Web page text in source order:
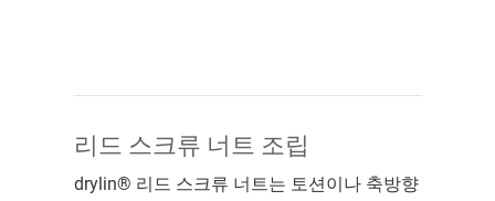
리드 스크류 너트 조립
drylin® 리드 스크류 너트는 토션이나 축방향